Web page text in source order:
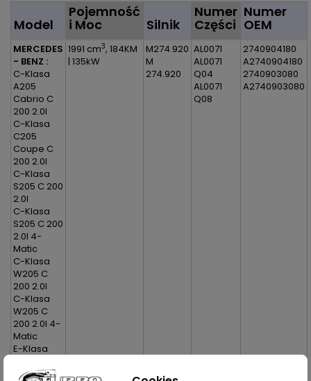
Model
Pojemność
i Moc Silnik
Numer
Części
Numer
OEM
MERCEDES
- BENZ :
C-Klasa
A205
Cabrio C
200 2.0l
C-Klasa
C205
Coupe C
200 2.0l
C-Klasa
S205 C 200
2.0l
C-Klasa
S205 C 200
2.0l 4-
Matic
C-Klasa
W205 C
200 2.0l
C-Klasa
W205 C
200 2.0l 4-
Matic
E-Klasa
Cabrio E
1991 cm3, 184KM
| 135kW
M274.920
M
274.920
AL0071
AL0071
Q04
AL0071
Q08
2740904180
A2740904180
2740903080
A2740903080